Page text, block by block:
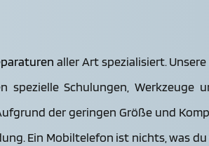
aller Art spezialisiert.
Schulungen, Werkzeuge
der geringen Größe und
Ein Mobiltelefon ist nichts, was